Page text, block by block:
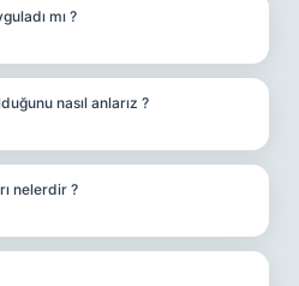
mı ?
nasıl anlarız ?
nelerdir ?